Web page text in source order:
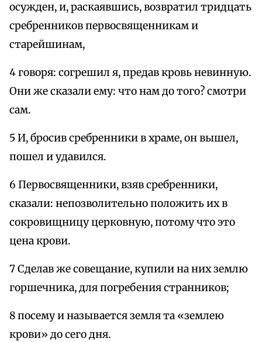
осужден, и, раскаявшись, возвратил тридцать
сребренников первосвященникам и
старейшинам,
4 говоря: согрешил я, предав кровь невинную.
Они же сказали ему: что нам до того? смотри
сам.
5 И, бросив сребренники в храме, он вышел,
пошел и удавился.
6 Первосвященники, взяв сребренники,
сказали: непозволительно положить их в
сокровищницу церковную, потому что это
цена крови.
7 Сделав же совещание, купили на них землю
горшечника, для погребения странников;
8 посему и называется земля та «землею
крови» до сего дня.